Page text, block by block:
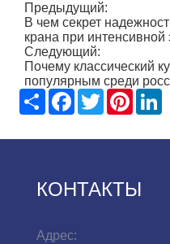
Предыдущий:
В чем секрет
крана при интенсивной
Следующий:
Почему классический
популярным среди
ShareFacebook
Twitter
КОНТАКТЫ
Адрес: